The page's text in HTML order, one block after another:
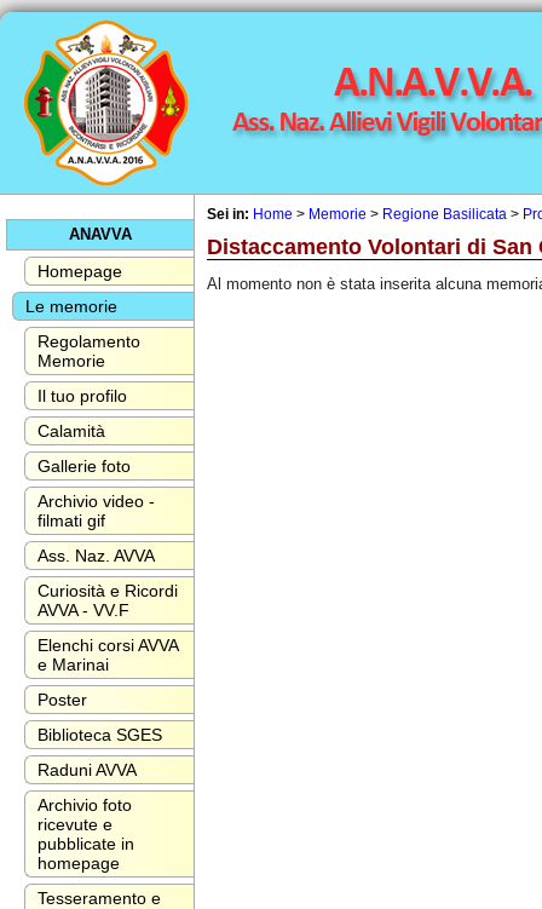
ANAVVA
Homepage
Le memorie
Regolamento
Memorie
Il tuo profilo
Calamità
Gallerie foto
Archivio video -
filmati gif
Ass. Naz. AVVA
Curiosità e Ricordi
AVVA - VV.F
Elenchi corsi AVVA
e Marinai
Poster
Biblioteca SGES
Raduni AVVA
Archivio foto
ricevute e
pubblicate in
homepage
Tesseramento e
Sei in: Home > Memorie > Regione Basilicata >
Distaccamento Volontari di San
Al momento non è stata inserita alcuna